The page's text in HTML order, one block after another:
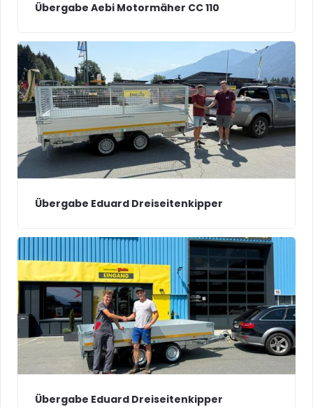
Übergabe Aebi Motormäher CC 110
Übergabe Eduard Dreiseitenkipper
Übergabe Eduard Dreiseitenkipper